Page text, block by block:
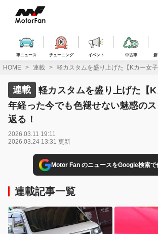
ス
車ニュース チューニング イベント 中古車
HOME 連載 軽カスタムを盛り上げた【Kカー女
連載
軽カスタムを盛り上げた【
年経った今でも色褪せない魅惑の
返る！
2026.03.11 19:11
2026.03.24 13:31 更新
Motor Fan のニュースをGoogle検索で
連載記事一覧